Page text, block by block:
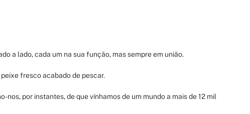
a lado, cada um na sua função, mas sempre em união.
fresco acabado de pescar.
nos, por instantes, de que vínhamos de um mundo a mais de 12 mil